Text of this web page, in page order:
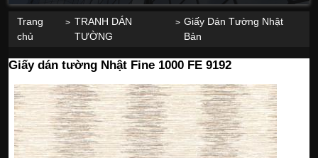
Trang
chủ
> TRANH DÁN
TƯỜNG
> Giấy Dán Tường Nhật
Bản
Giấy dán tường Nhật Fine 1000 FE 9192